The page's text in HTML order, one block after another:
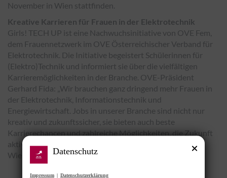
November in Wien stattfinden.
Kreative Karrieren für Frauen in der Elektrotechnik
Girls! TECH UP ist eine Nachwuchsinitiative von OVE Fem,
dem Frauennetzwerk im OVE Österreichischer Verband für
Elektrotechnik. Die Initiative begeistert Schülerinnen für
(Elektro)Technik und informiert sie über die vielfältigen
Karrieremöglichkeiten in der Branche. OVE-Präsident
Gerhard Fida:
„Wir brauchen ganz dringend mehr Frauen in
der Elektrotechnik, Informationstechnik und
Energiewirtschaft. Jobs in unserer Branche sind nicht nur
kreativ und zukunftssicher, sie bieten auch beste
Karrierechancen und zahlreiche Möglichkeiten, die Zukunft
aktiv mitzugestalten.“
Wien (OTS),
FotocreditJosip Bosnjak
Datenschutz
Impressum | Datenschutzerklärung